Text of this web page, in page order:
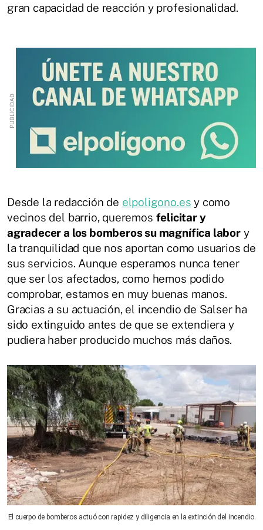
gran capacidad de reacción y profesionalidad.
Desde la redacción de elpoligono.es y como
vecinos del barrio, queremos felicitar y
agradecer a los bomberos su magnífica labory
la tranquilidad que nos aportan como usuarios de
sus servicios. Aunque esperamos nunca tener
que ser los afectados, como hemos podido
comprobar, estamos en muy buenas manos.
Gracias a su actuación, el incendio de Salser ha
sido extinguido antes de que se extendiera y
pudiera haber producido muchos más daños.
El cuerpo de bomberos actuó con rapidez y diligencia en la extinción del incendio.